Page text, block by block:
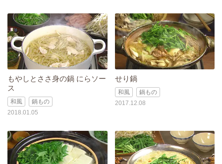
もやしとささ身の鍋 にらソー
ス
和風
鍋もの
2018.01.05
せり鍋
和風
鍋もの
2017.12.08